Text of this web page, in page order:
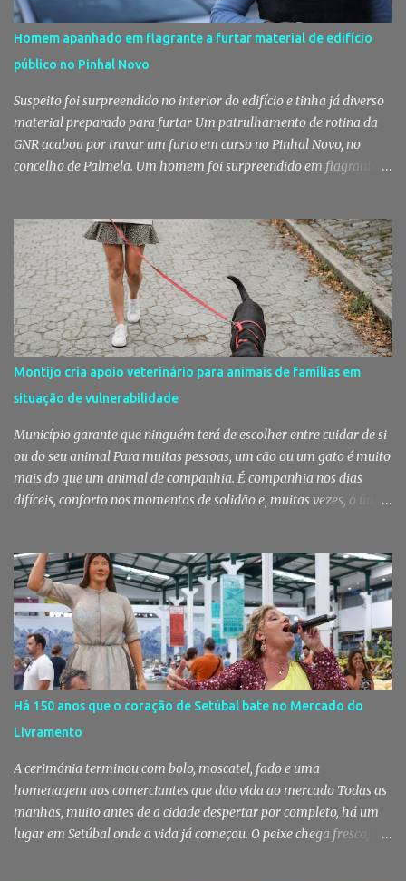
Homem apanhado em flagrante a furtar material de edifício
público no Pinhal Novo
Suspeito foi surpreendido no interior do edifício e tinha já diverso
material preparado para furtar Um patrulhamento de rotina da
GNR acabou por travar um furto em curso no Pinhal Novo, no
concelho de Palmela. Um homem foi surpreendido em flagrante
militares da Guarda. Patrulhamento da GNR termina com
detenção por furto A detenção ocorreu no dia 4 de Agosto, - mas
divulgada só nesta quinta-feira - numa ação desenvolvida pelo
Posto Territorial de Pinhal Novo. Segundo a GNR, "no âmbito de
uma ação de patrulhamento, os militares da Guarda detetaram
uma viatura estacionada num local referenciado pela prática de
furtos e pelo consumo de estupefacientes", circunstância que
motivou a realização de diligências policiais. Foi no decorrer
dessas ações que os militares localizaram um suspeito no interior
de um edifício público. Apanhado em flagrante De ...
Montijo cria apoio veterinário para animais de famílias em
situação de vulnerabilidade
Município garante que ninguém terá de escolher entre cuidar de si
ou do seu animal Para muitas pessoas, um cão ou um gato é muito
mais do que um animal de companhia. É companhia nos dias
difíceis, conforto nos momentos de solidão e, muitas vezes, o único
garantir cuidados básicos de saúde aos animais pertencentes a
utentes do Centro de Acolhimento de Emergência Social,
reforçando simultaneamente a proteção animal e o apoio às
pessoas em situação de maior vulnerabilidade. Cuidados de saúde
a animais de companhia de utentes do CAES A Câmara Municipal
do Montijo aprovou, por unanimidade, na reunião de 22 de Julho,
a celebração de um protocolo de colaboração com a União
Mutualista Nossa Senhora da Conceição, destinado a assegurar
assistência veterinária básica aos animais de companhia dos
utentes do Centro de Acolhimento de Emergência Social (CAES 2.0).
Segundo a ...
Há 150 anos que o coração de Setúbal bate no Mercado do
Livramento
A cerimónia terminou com bolo, moscatel, fado e uma
homenagem aos comerciantes que dão vida ao mercado Todas as
manhãs, muito antes de a cidade despertar por completo, há um
lugar em Setúbal onde a vida já começou. O peixe chega fresco, os